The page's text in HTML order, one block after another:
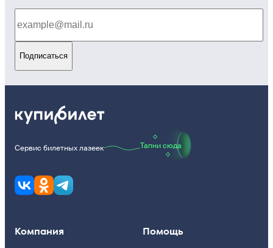
Подписаться
Сервис билетных лазеек Тапни сюда
Компания Помощь